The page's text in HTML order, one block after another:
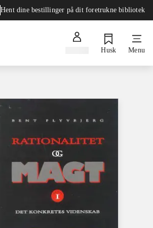
Hent dine bestillinger på dit foretrukne bibliotek
Husk Menu